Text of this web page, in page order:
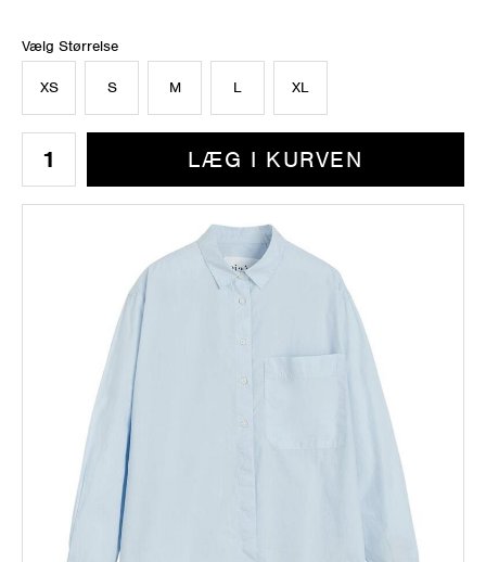
Vælg Størrelse
XS S M L XL
LÆG I KURVEN